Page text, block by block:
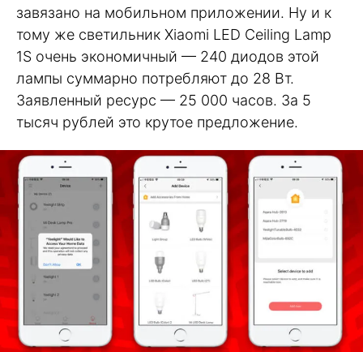
завязано на мобильном приложении. Ну и к
тому же светильник Xiaomi LED Ceiling Lamp
1S очень экономичный — 240 диодов этой
лампы суммарно потребляют до 28 Вт.
Заявленный ресурс — 25 000 часов. За 5
тысяч рублей это крутое предложение.